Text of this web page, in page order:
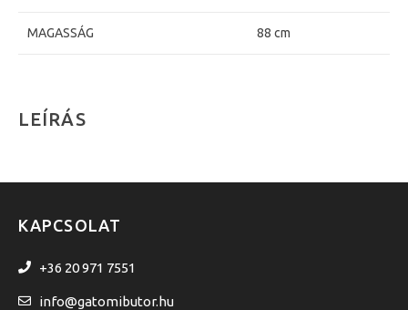
LEÍRÁS
MAGASSÁG 88 cm
KAPCSOLAT
+36 20 971 7551
info@gatomibutor.hu